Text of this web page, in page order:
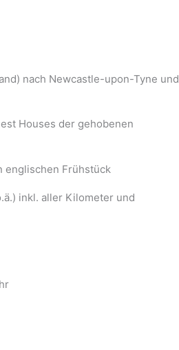
nach Newcastle-upon-Tyne und
Houses der gehobenen
englischen Frühstück
inkl. aller Kilometer und